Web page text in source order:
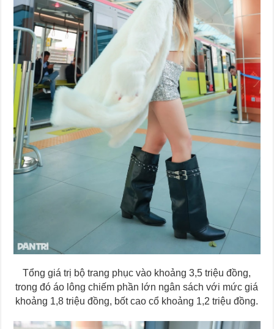
Tổng giá trị bộ trang phục vào khoảng 3,5 triệu đồng,
trong đó áo lông chiếm phần lớn ngân sách với mức giá
khoảng 1,8 triệu đồng, bốt cao cổ khoảng 1,2 triệu đồng.